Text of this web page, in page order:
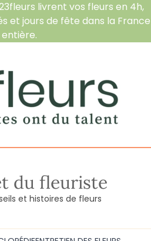
livrent vos fleurs en 4h,
et jours de fête dans la France
entière.
du fleuriste
et histoires de fleurs